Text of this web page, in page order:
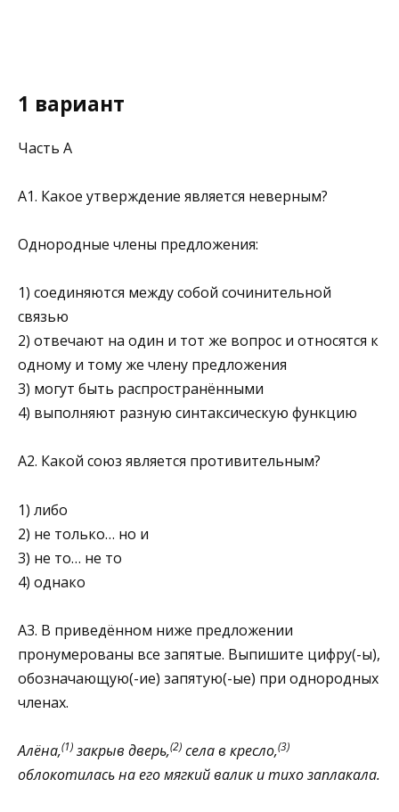
1 вариант
Часть А
А1. Какое утверждение является неверным?
Однородные члены предложения:
1) соединяются между собой сочинительной
связью
2) отвечают на один и тот же вопрос и относятся к
од­ному и тому же члену предложения
3) могут быть распространёнными
4) выполняют разную синтаксическую функцию
А2. Какой союз является противительным?
1) либо
2) не только… но и
3) не то… не то
4) однако
А3. В приведённом ниже предложении
пронумерованы все запятые. Выпишите цифру(-ы),
обозначающую(-ие) запя­тую(-ые) при однородных
членах.
Алёна,(1) закрыв дверь,(2) села в кресло,(3)
облокотилась на его мягкий валик и тихо заплакала.